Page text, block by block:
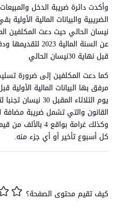
وأكدت دائرة ضريبة الدخل
نيسان الحالي حيث دعت المكلفين
عن السنة المالية
قبل نهاية 30نيسان الحالي
كما دعت المكلفين إلى ضرورة
مرفق بها البيانات المالية الأولية
يوم الثلاثاء
القانون والتي تشمل ضريبة مضافة
وكذلك غرامة
كل أسبوع تأخير أو أي جزء منه.
كيف تقيم محتوى الصفحة؟